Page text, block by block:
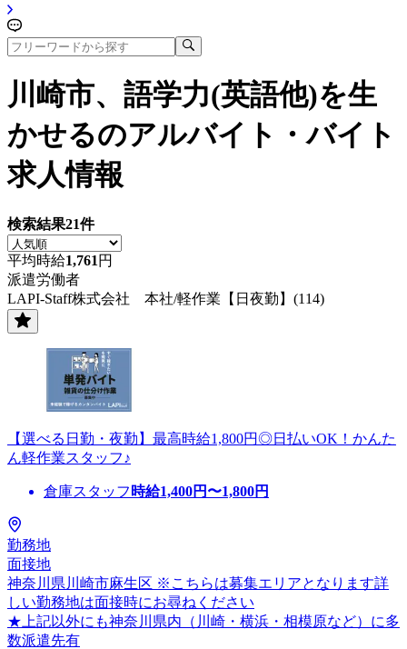
川崎市、語学力(英語他)を生
かせるのアルバイト・バイト
求人情報
検索結果21件
平均時給1,761 円
派遣労働者
LAPI-Staff株式会社 本社/軽作業【日夜勤】(114)
【選べる日勤・夜勤】最高時給1,800円◎日払いOK！かんた
ん軽作業スタッフ♪
倉庫スタッフ 時給1,400円〜1,800円
勤務地
面接地
神奈川県川崎市麻生区 ※こちらは募集エリアとなります詳
しい勤務地は面接時にお尋ねください
★上記以外にも神奈川県内（川崎・横浜・相模原など）に多
数派遣先有